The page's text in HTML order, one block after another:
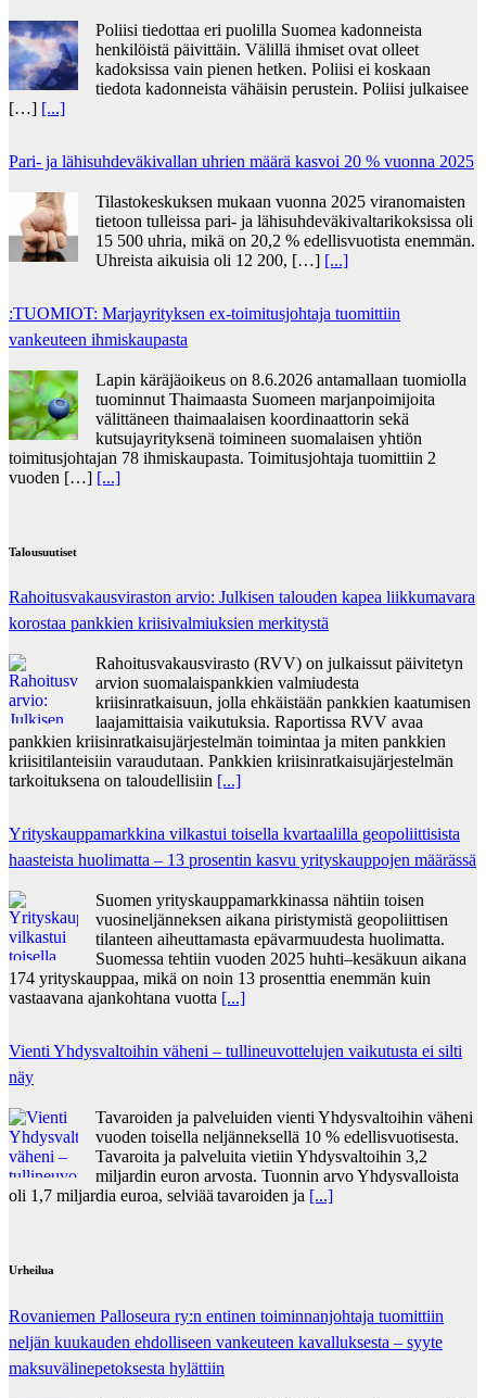
Poliisi tiedottaa eri puolilla Suomea kadonneista
henkilöistä päivittäin. Välillä ihmiset ovat olleet
kadoksissa vain pienen hetken. Poliisi ei koskaan
tiedota kadonneista vähäisin perustein. Poliisi julkaisee
[…] [...]
Pari- ja lähisuhdeväkivallan uhrien määrä kasvoi 20 % vuonna 2025
Tilastokeskuksen mukaan vuonna 2025 viranomaisten
tietoon tulleissa pari- ja lähisuhdeväkivaltarikoksissa oli
15 500 uhria, mikä on 20,2 % edellisvuotista enemmän.
Uhreista aikuisia oli 12 200, […] [...]
:TUOMIOT: Marjayrityksen ex-toimitusjohtaja tuomittiin
vankeuteen ihmiskaupasta
Lapin käräjäoikeus on 8.6.2026 antamallaan tuomiolla
tuominnut Thaimaasta Suomeen marjanpoimijoita
välittäneen thaimaalaisen koordinaattorin sekä
kutsujayrityksenä toimineen suomalaisen yhtiön
toimitusjohtajan 78 ihmiskaupasta. Toimitusjohtaja tuomittiin 2
vuoden […] [...]
Talousuutiset
Rahoitusvakausviraston arvio: Julkisen talouden kapea liikkumavara
korostaa pankkien kriisivalmiuksien merkitystä
Rahoitusvakausvirasto (RVV) on julkaissut päivitetyn
arvion suomalaispankkien valmiudesta
kriisinratkaisuun, jolla ehkäistään pankkien kaatumisen
laajamittaisia vaikutuksia. Raportissa RVV avaa
pankkien kriisinratkaisujärjestelmän toimintaa ja miten pankkien
kriisitilanteisiin varaudutaan. Pankkien kriisinratkaisujärjestelmän
tarkoituksena on taloudellisiin [...]
Yrityskauppamarkkina vilkastui toisella kvartaalilla geopoliittisista
haasteista huolimatta – 13 prosentin kasvu yrityskauppojen määrässä
Suomen yrityskauppamarkkinassa nähtiin toisen
vuosineljänneksen aikana piristymistä geopoliittisen
tilanteen aiheuttamasta epävarmuudesta huolimatta.
Suomessa tehtiin vuoden 2025 huhti–kesäkuun aikana
174 yrityskauppaa, mikä on noin 13 prosenttia enemmän kuin
vastaavana ajankohtana vuotta [...]
Vienti Yhdysvaltoihin väheni – tullineuvottelujen vaikutusta ei silti
näy
Tavaroiden ja palveluiden vienti Yhdysvaltoihin väheni
vuoden toisella neljänneksellä 10 % edellisvuotisesta.
Tavaroita ja palveluita vietiin Yhdysvaltoihin 3,2
miljardin euron arvosta. Tuonnin arvo Yhdysvalloista
oli 1,7 miljardia euroa, selviää tavaroiden ja [...]
Urheilua
Rovaniemen Palloseura ry:n entinen toiminnanjohtaja tuo­mit­tiin
neljän kuu­kau­den eh­dol­li­seen van­keu­teen ka­val­luk­ses­ta – syyte
mak­su­vä­li­ne­pe­tok­ses­ta hy­lät­tiin